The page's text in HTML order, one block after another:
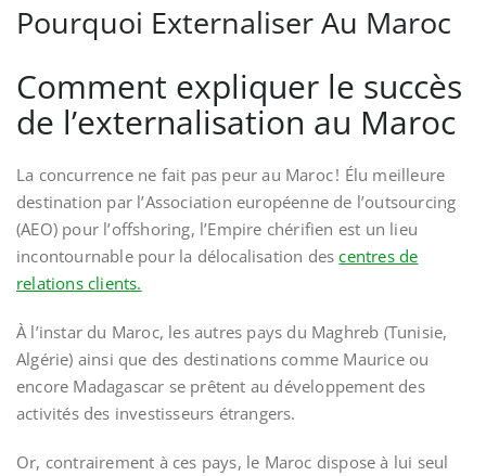
Pourquoi Externaliser Au Maroc
Comment expliquer le succès
de l’externalisation au Maroc
La concurrence ne fait pas peur au Maroc ! Élu meilleure
destination par l’Association européenne de l’outsourcing
(AEO) pour l’offshoring, l’Empire chérifien est un lieu
incontournable pour la délocalisation descentres de
relations clients.
À l’instar du Maroc, les autres pays du Maghreb (Tunisie,
Algérie) ainsi que des destinations comme Maurice ou
encore Madagascar se prêtent au développement des
activités des investisseurs étrangers.
Or, contrairement à ces pays, le Maroc dispose à lui seul